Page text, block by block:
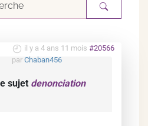
il y a 4 ans 11 mois #20566
par Chaban456
sujet denonciation